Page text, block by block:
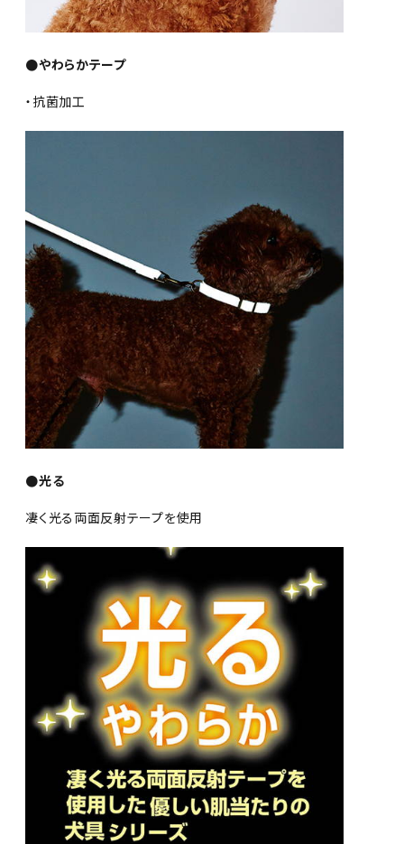
●やわらかテープ
・抗菌加工
●光る
凄く光る両面反射テープを使用